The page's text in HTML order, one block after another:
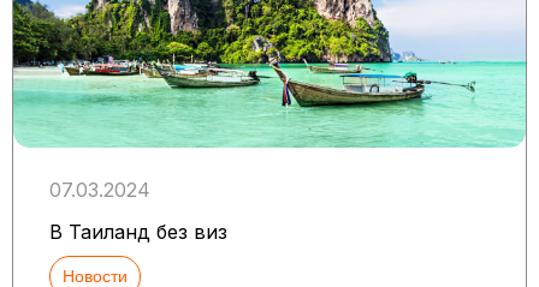
07.03.2024
В Таиланд без виз
Новости